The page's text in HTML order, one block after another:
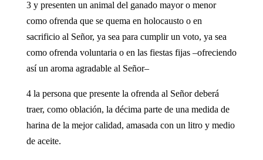
3 y presenten un animal del ganado mayor o menor
como ofrenda que se quema en holocausto o en
sacrificio al Señor, ya sea para cumplir un voto, ya sea
como ofrenda voluntaria o en las fiestas fijas –ofreciendo
así un aroma agradable al Señor–
4 la persona que presente la ofrenda al Señor deberá
traer, como oblación, la décima parte de una medida de
harina de la mejor calidad, amasada con un litro y medio
de aceite.